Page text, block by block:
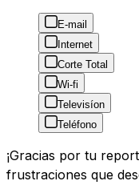
E-mail
Internet
Corte Total
Wi-fi
Televisíon
Teléfono
¡Gracias por tu
frustraciones que